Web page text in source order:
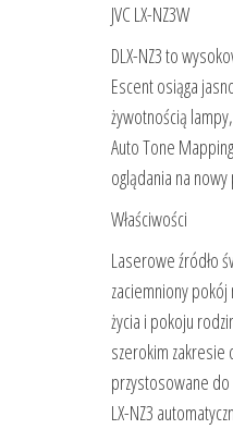
JVC LX-NZ3W
DLX-NZ3 to
Escent osiąga
żywotnością
Auto Tone
oglądania na nowy
Właściwości
Laserowe źródło
zaciemniony
życia i pokoju
szerokim zakresie
przystosowane do
LX-NZ3